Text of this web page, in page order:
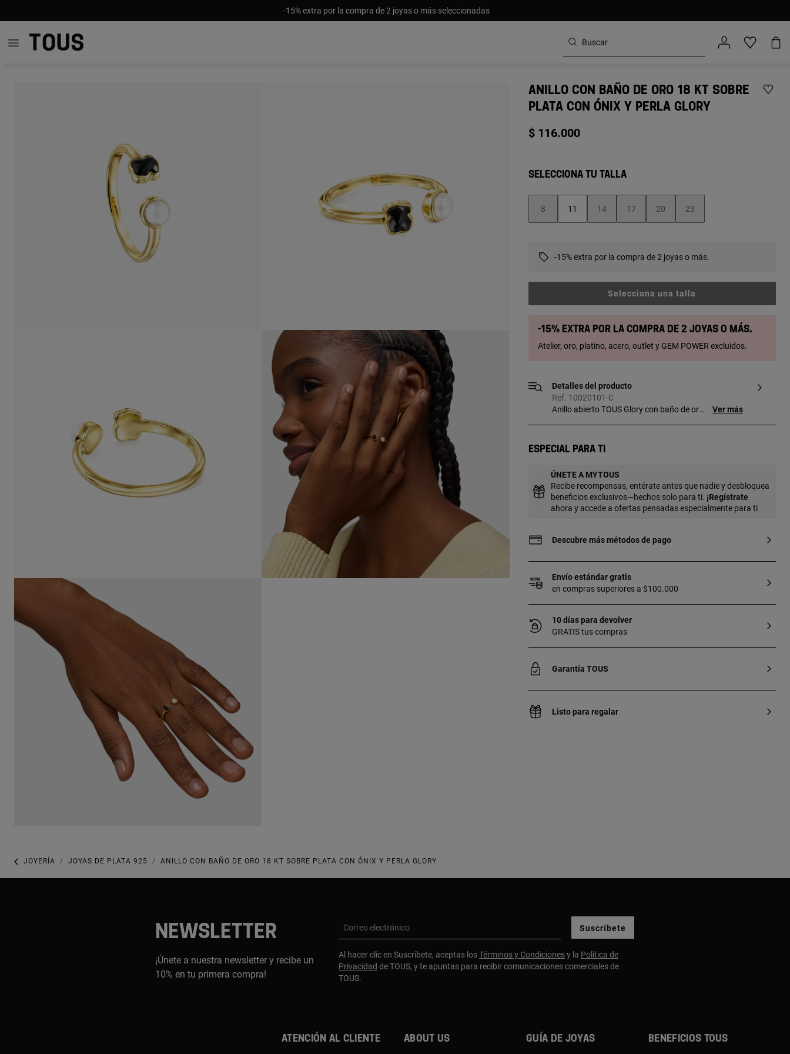
-15% extra por la compra de 2 joyas o más seleccionadas
ANILLO CON BAÑO DE ORO 18 KT SOBRE
PLATA CON ÓNIX Y PERLA GLORY
$ 116.000
SELECCIONA TU TALLA
8 11 14 17 20 23
-15% extra por la compra de 2 joyas o más.
Selecciona una talla
-15% extra por la compra de 2 joyas o más.
Atelier, oro, platino, acero, outlet y GEM POWER excluidos.
Detalles del producto
Ref. 10020101-C
Anillo abierto TOUS Glory con baño de oro
primera ley recubierta de oro de 18kt con
otro metal entre ambos.
Ver más
Especial para ti
ÚNETE A MYTOUS
Recibe recompensas, entérate antes que nadie y desbloquea
beneficios exclusivos—hechos solo para ti. ¡Regístrate
ahora y accede a ofertas pensadas especialmente para ti
Descubre más métodos de pago
Envío estándar gratis
en compras superiores a $100.000
10 días para devolver
GRATIS tus compras
Garantía TOUS
Listo para regalar
JOYERÍA JOYAS DE PLATA 925 ANILLO CON BAÑO DE ORO 18 KT SOBRE PLATA CON ÓNIX Y PERLA GLORY
NEWSLETTER
¡Únete a nuestra newsletter y recibe un
10% en tu primera compra!
Correo electrónico Suscríbete
Al hacer clic en Suscríbete, aceptas losTérminos y Condicionesy la Política de
Privacidad de TOUS, y te apuntas para recibir comunicaciones comerciales de
TOUS.
Atención al cliente About us Guía de joyas Beneficios TOUS